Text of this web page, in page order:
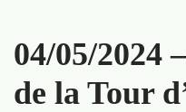
04/05/2024
de la Tour